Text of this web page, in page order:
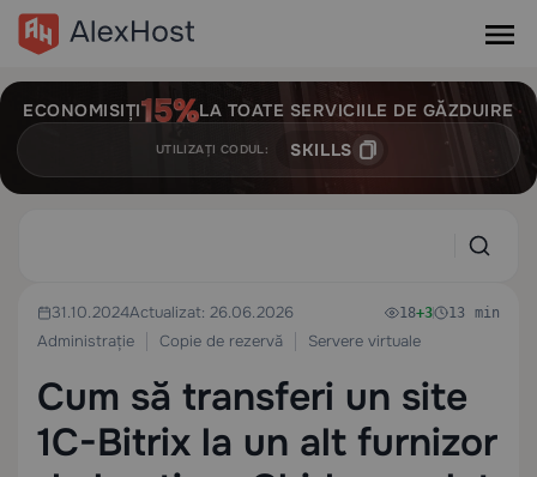
ECONOMISIȚI LA TOATE SERVICIILE DE GĂZDUIRE
UTILIZAȚI CODUL: SKILLS
31.10.2024Actualizat: 26.06.2026
Administrație
Copie de rezervă Servere virtuale
18+3 13 min
Cum să transferi un site
1C-Bitrix la un alt furnizor